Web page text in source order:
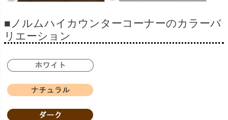
■ノルムハイカウンターコーナーのカラーバ
リエーション